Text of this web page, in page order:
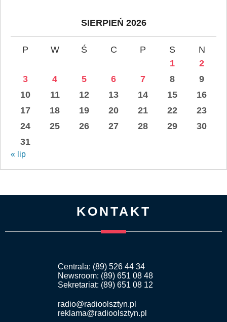
SIERPIEŃ 2026
P W Ś C P S
N
1
2
3
4 5 6 7 8
9
10
11 12 13 14 15
16
17
18 19 20 21 22
23
24
25 26 27 28 29
30
31
« lip
KONTAKT
Centrala: (89) 526 44 34
Newsroom: (89) 651 08 48
Sekretariat: (89) 651 08 12
radio@radioolsztyn.pl
reklama@radioolsztyn.pl